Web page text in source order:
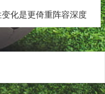
化是更倚重阵容深度